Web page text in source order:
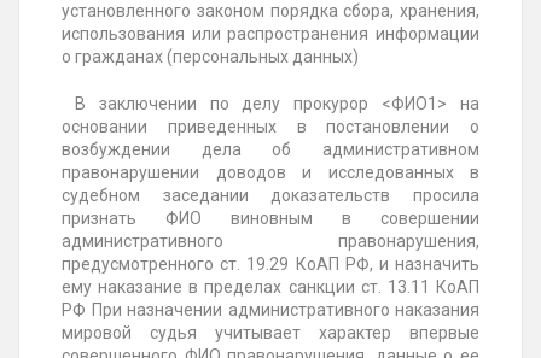
установленного законом порядка сбора, хранения,
использования или распространения информации
о гражданах (персональных данных)
В заключении по делу прокурор <ФИО1> на
основании приведенных в постановлении о
возбуждении дела об административном
правонарушении доводов и исследованных в
судебном заседании доказательств просила
признать ФИО виновным в совершении
административного правонарушения,
предусмотренного ст. 19.29 КоАП РФ, и назначить
ему наказание в пределах санкции ст. 13.11 КоАП
РФ При назначении административного наказания
мировой судья учитывает характер впервые